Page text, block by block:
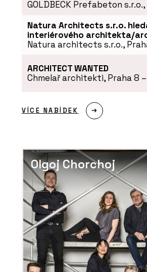
PRODUKTY
Zelená atria Jungle
PRODUKTY
Zelené stěny a sloupy -
Interiors
GOLDBECK Prefabeton
Natura Architects s.r.o.
interiérového architekta/
Natura architects s.r.o.,
ARCHITECT WANTED
Chmelař architekti, Praha 8
VÍCE NABÍDEK
Olgoj Chorchoj